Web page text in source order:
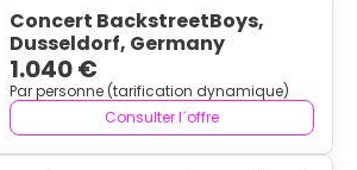
Concert BackstreetBoys,
Dusseldorf, Germany
1.040 €
Par personne (tarification dynamique)
Consulter l´offre